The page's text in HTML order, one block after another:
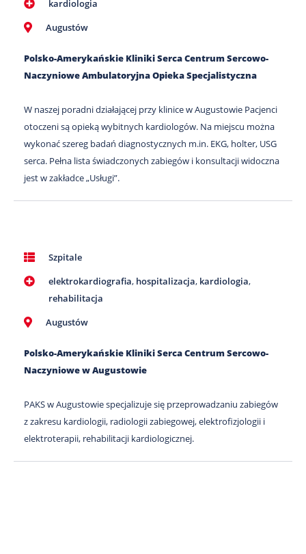
302
kardiologia
Augustów
Polsko-Amerykańskie Kliniki Serca Centrum Sercowo-
Naczyniowe Ambulatoryjna Opieka Specjalistyczna
W naszej poradni działającej przy klinice w Augustowie Pacjenci
otoczeni są opieką wybitnych kardiologów. Na miejscu można
wykonać szereg badań diagnostycznych m.in. EKG, holter, USG
serca. Pełna lista świadczonych zabiegów i konsultacji widoczna
jest w zakładce „Usługi”.
Szpitale
elektrokardiografia, hospitalizacja, kardiologia,
rehabilitacja
Augustów
Polsko-Amerykańskie Kliniki Serca Centrum Sercowo-
Naczyniowe w Augustowie
PAKS w Augustowie specjalizuje się przeprowadzaniu zabiegów
z zakresu kardiologii, radiologii zabiegowej, elektrofizjologii i
elektroterapii, rehabilitacji kardiologicznej.